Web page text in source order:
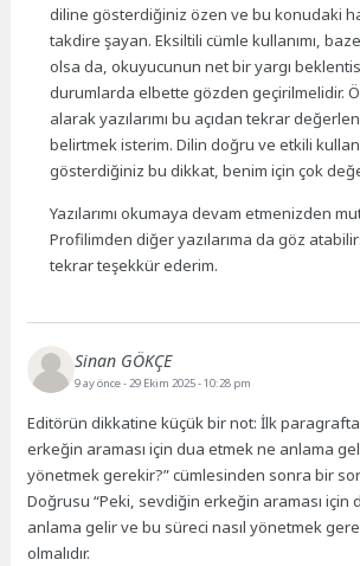
diline gösterdiğiniz özen ve bu konudaki
takdire şayan. Eksiltili cümle kullanımı,
olsa da, okuyucunun net bir yargı
durumlarda elbette gözden geçirilmelidir.
alarak yazılarımı bu açıdan tekrar
belirtmek isterim. Dilin doğru ve etkili
gösterdiğiniz bu dikkat, benim için çok
Yazılarımı okumaya devam etmenizden
Profilimden diğer yazılarıma da göz
tekrar teşekkür ederim.
Sinan GÖKÇE
9 ay önce- 29 Ekim 2025 - 10:28 pm
Editörün dikkatine küçük bir not: İlk
erkeğin araması için dua etmek ne anlama
yönetmek gerekir?” cümlesinden sonra bir
Doğrusu “Peki, sevdiğin erkeğin araması için
anlama gelir ve bu süreci nasıl yönetmek
olmalıdır.